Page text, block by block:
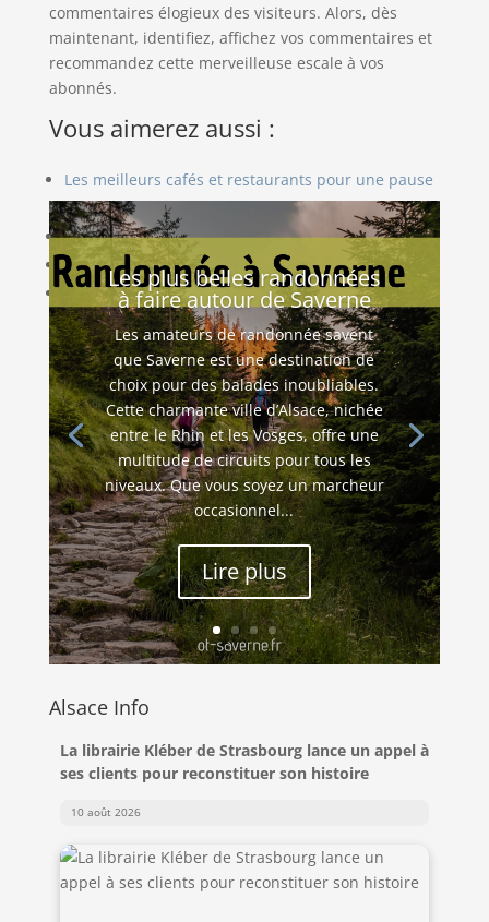
commentaires élogieux des visiteurs. Alors, dès
maintenant, identifiez, affichez vos commentaires et
recommandez cette merveilleuse escale à vos
abonnés.
Vous aimerez aussi :
Les meilleurs cafés et restaurants pour une pause
gourmande à…
Les 10 lieux incontournables à visiter à Saverne
Mon avis sur les visites guidées à Saverne : que…
Tour Cagliostro : mystère et histoire à Saverne
Les plus belles randonnées
à faire autour de Saverne
Les amateurs de randonnée savent
que Saverne est une destination de
choix pour des balades inoubliables.
Cette charmante ville d’Alsace, nichée
entre le Rhin et les Vosges, offre une
multitude de circuits pour tous les
niveaux. Que vous soyez un marcheur
occasionnel...
Lire plus
Alsace Info
La librairie Kléber de Strasbourg lance un appel à
ses clients pour reconstituer son histoire
10 août 2026